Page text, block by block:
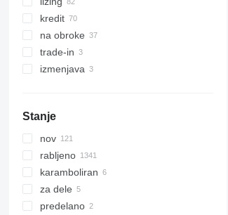
kredit
na obroke
trade-in
izmenjava
Stanje
nov
rabljeno
karamboliran
za dele
predelano